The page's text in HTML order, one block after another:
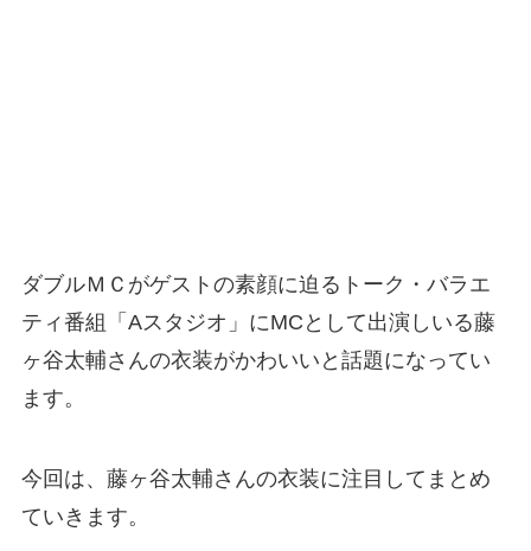
ダブルＭＣがゲストの素顔に迫るトーク・バラエ
ティ番組「Aスタジオ」にMCとして出演しいる藤
ヶ谷太輔さんの衣装がかわいいと話題になってい
ます。
今回は、藤ヶ谷太輔さんの衣装に注目してまとめ
ていきます。